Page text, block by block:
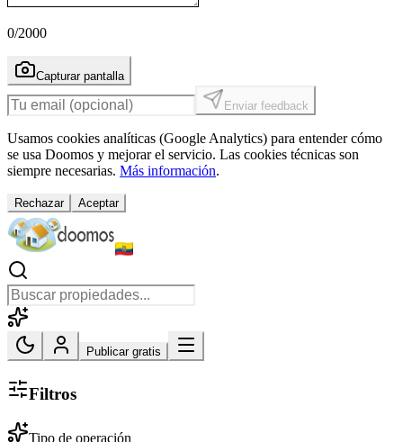
0/2000
Capturar pantalla
Enviar feedback
Usamos cookies analíticas (Google Analytics) para entender cómo
se usa Doomos y mejorar el servicio. Las cookies técnicas son
siempre necesarias. Más información.
Rechazar Aceptar
Publicar gratis
Filtros
Tipo de operación